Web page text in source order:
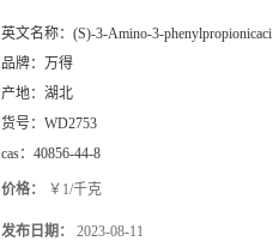
英文名称： (S)-3-Amino-3-phenylpropionicaci
品牌： 万得
产地： 湖北
货号： WD2753
cas： 40856-44-8
价格： ￥1/千克
发布日期： 2023-08-11